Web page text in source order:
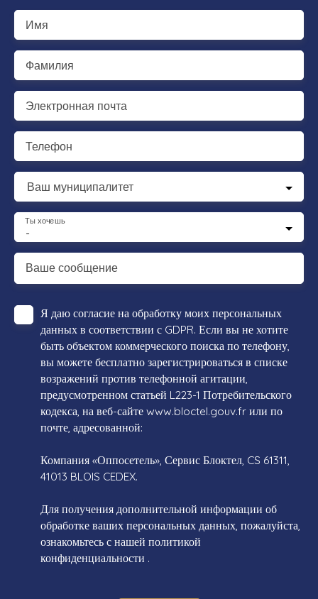
Имя
Фамилия
Электронная почта
Телефон
Ваш муниципалитет
-
Ты хочешь
Ваше сообщение
Я даю согласие на обработку моих персональных
данных в соответствии с GDPR. Если вы не хотите
быть объектом коммерческого поиска по телефону,
вы можете бесплатно зарегистрироваться в списке
возражений против телефонной агитации,
предусмотренном статьей L223-1 Потребительского
кодекса, на веб-сайте www.bloctel.gouv.fr или по
почте, адресованной:
Компания «Оппосетель», Сервис Блоктел, CS 61311,
41013 BLOIS CEDEX.
Для получения дополнительной информации об
обработке ваших персональных данных, пожалуйста,
ознакомьтесь с нашей политикой
конфиденциальности .